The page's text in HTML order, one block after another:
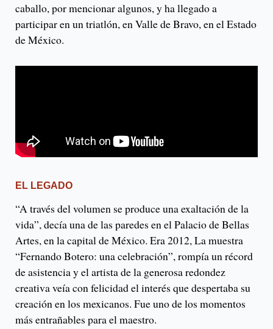
caballo, por mencionar algunos, y ha llegado a
participar en un triatlón, en Valle de Bravo, en el Estado
de México.
EL LEGADO
“A través del volumen se produce una exaltación de la
vida”, decía una de las paredes en el Palacio de Bellas
Artes, en la capital de México. Era 2012, La muestra
“Fernando Botero: una celebración”, rompía un récord
de asistencia y el artista de la generosa redondez
creativa veía con felicidad el interés que despertaba su
creación en los mexicanos. Fue uno de los momentos
más entrañables para el maestro.